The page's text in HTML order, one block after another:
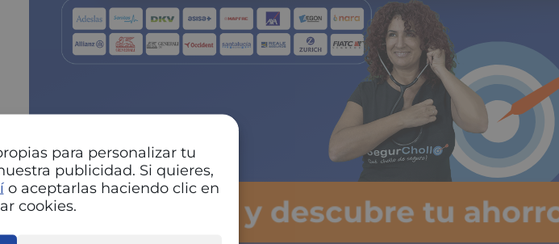
para personalizar tu
publicidad. Si quieres,
o aceptarlas haciendo clic en
cookies.
Pulsa y descubre tu